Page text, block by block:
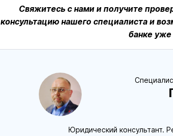
Свяжитесь с нами и получите
консультацию нашего специалиста и
банке уже
Юридический консультант.